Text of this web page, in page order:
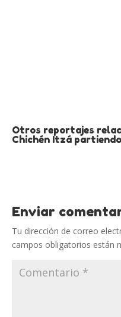
Otros reportajes
Chichén Itzá
Enviar
Tu dirección de correo
campos obligatorios están